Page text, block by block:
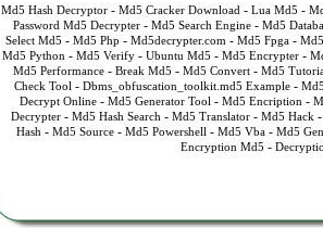
Md5 Hash Decryptor- Md5 Cracker Download - Lua Md5 -
Password Md5 Decrypter - Md5 Search Engine - Md5
Select Md5 - Md5 Php - Md5decrypter.com - Md5 Fpga -
Md5 Python - Md5 Verify- Ubuntu Md5 - Md5 Encrypter-
Md5 Performance - Break Md5 - Md5 Convert - Md5
Check Tool - Dbms_obfuscation_toolkit.md5 Example -
Decrypt Online - Md5 Generator Tool - Md5 Encription -
Decrypter- Md5 Hash Search - Md5 Translator- Md5 Hack
Hash - Md5 Source- Md5 Powershell - Md5 Vba- Md5
Encryption Md5 -